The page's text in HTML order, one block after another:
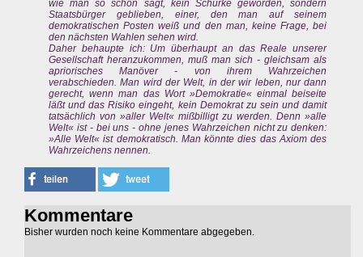
wie man so schön sagt, kein Schurke geworden, sondern
Staatsbürger geblieben, einer, den man auf seinem
demokratischen Posten weiß und den man, keine Frage, bei
den nächsten Wahlen sehen wird.
Daher behaupte ich: Um überhaupt an das Reale unserer
Gesellschaft heranzukommen, muß man sich - gleichsam als
apriorisches Manöver - von ihrem Wahrzeichen
verabschieden. Man wird der Welt, in der wir leben, nur dann
gerecht, wenn man das Wort »Demokratie« einmal beiseite
läßt und das Risiko eingeht, kein Demokrat zu sein und damit
tatsächlich von »aller Welt« mißbilligt zu werden. Denn »alle
Welt« ist - bei uns - ohne jenes Wahrzeichen nicht zu denken:
»Alle Welt« ist demokratisch. Man könnte dies das Axiom des
Wahrzeichens nennen.
Kommentare
Bisher wurden noch keine Kommentare abgegeben.